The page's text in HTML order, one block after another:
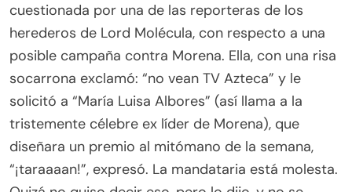
cuestionada por una de las reporteras de los
herederos de Lord Molécula, con respecto a una
posible campaña contra Morena. Ella, con una risa
socarrona exclamó: “no vean TV Azteca” y le
solicitó a “María Luisa Albores” (así llama a la
tristemente célebre ex líder de Morena), que
diseñara un premio al mitómano de la semana,
“¡taraaaan!”, expresó. La mandataria está molesta.